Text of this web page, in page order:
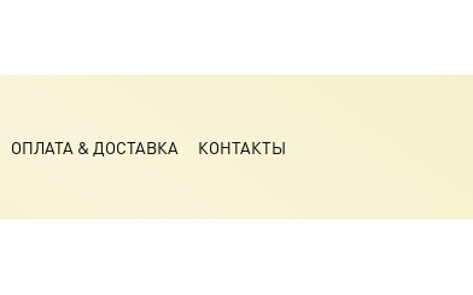
ОПЛАТА & ДОСТАВКА КОНТАКТЫ